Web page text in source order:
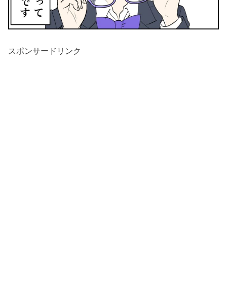
スポンサードリンク